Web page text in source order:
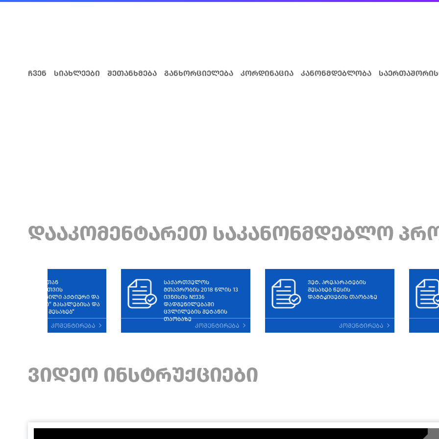
ჩვენ სიახლეები შეთანხმება განხორციელება კორდინაცია კანონმდებლობა
დააკომენტარეთ საკანონმდებლო
„სურსათთან
შეხებისათვის
განკუთვნილი აქტიური და
„გონიერი“ მასალებისა და
საგნების შესახებ“
კომენტირება
საქართველოს
მთავრობის 2018 წლის 13
ივნისის №336
დადგენილებაში
ცვლილების შეტანის
თაობაზე
კომენტირება
ვეტ. პრეპარატების
შესახებ წესის
დამტკიცების თაობაზე
კომენტირება
ᲕᲘᲓᲔᲝ ᲘᲜᲡᲢᲠᲣᲥᲪᲘᲔᲑᲘ